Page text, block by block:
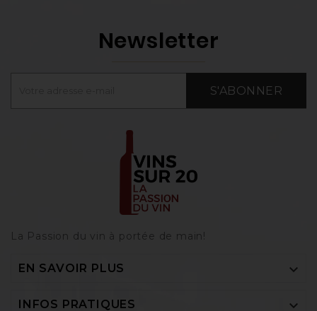
Newsletter
S'ABONNER
La Passion du vin à portée de main‎!
EN SAVOIR PLUS 
INFOS PRATIQUES 